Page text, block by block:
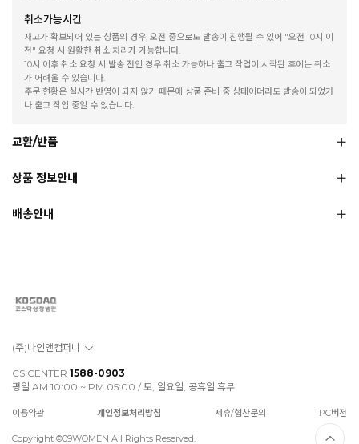
취소가능시간
재고가 확보되어 있는 상품의 경우, 오전 중으로도 발송이 진행될 수 있어 "오전 10시 이
전" 요청 시 원활한 취소 처리가 가능합니다.
10시 이후 취소 요청 시 발송 전인 경우 취소 가능하나 출고 작업이 시작된 후에는 취소
가 어려울 수 있습니다.
주문 현황은 실시간 반영이 되지 않기 때문에 상품 준비 중 상태이더라도 발송이 되었거
나 출고 작업 중일 수 있습니다.
교환/반품
상품 정보안내
배송안내
(주)나인앤컴퍼니
CS CENTER 1588-0903
평일 AM 10:00 ~ PM 05:00 / 토, 일요일, 공휴일 휴무
이용약관 개인정보처리방침 제휴/협찬문의 PC버전
Copyright ©09WOMEN All Rights Reserved.